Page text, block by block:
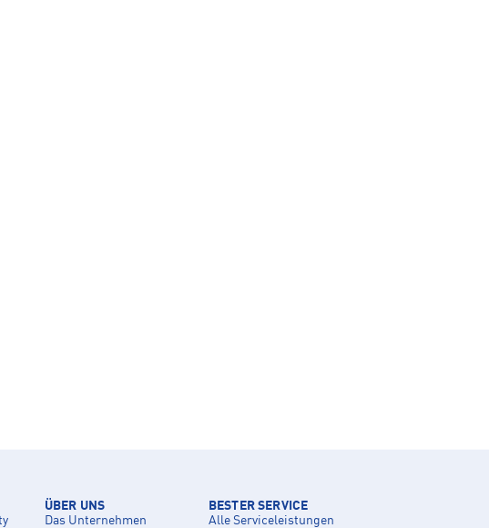
ÜBER UNS
Das Unternehmen
BESTER SERVICE
Alle Serviceleistungen